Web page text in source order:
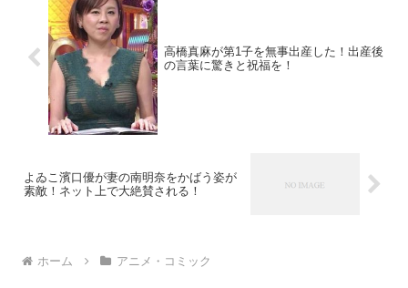
高橋真麻が第1子を無事出産した！出産後
の言葉に驚きと祝福を！
よゐこ濱口優が妻の南明奈をかばう姿が
素敵！ネット上で大絶賛される！
ホーム アニメ・コミック